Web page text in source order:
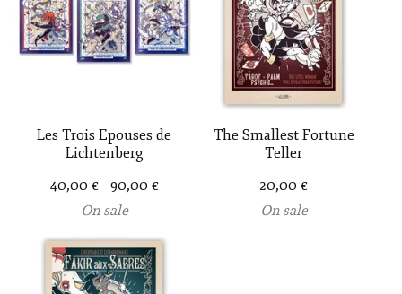
Les Trois Epouses de
Lichtenberg
40,00 €- 90,00 €
On sale
The Smallest Fortune
Teller
20,00 €
On sale